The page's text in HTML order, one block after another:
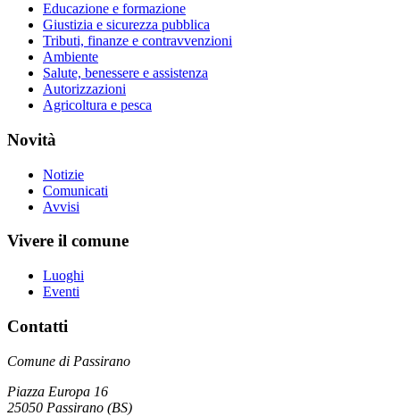
Educazione e formazione
Giustizia e sicurezza pubblica
Tributi, finanze e contravvenzioni
Ambiente
Salute, benessere e assistenza
Autorizzazioni
Agricoltura e pesca
Novità
Notizie
Comunicati
Avvisi
Vivere il comune
Luoghi
Eventi
Contatti
Comune di Passirano
Piazza Europa 16
25050 Passirano (BS)